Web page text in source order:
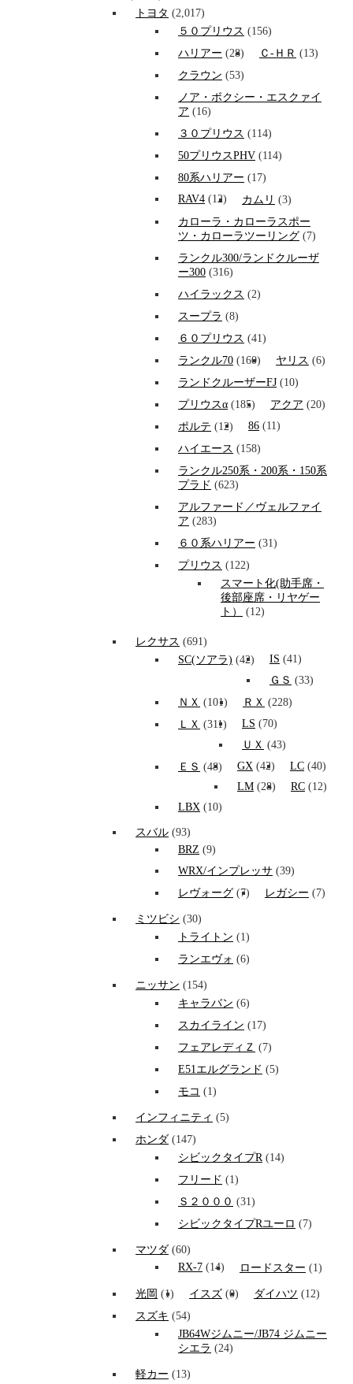
トヨタ (2,017)
５０プリウス (156)
ハリアー (28) Ｃ-ＨＲ (13)
クラウン (53)
ノア・ボクシー・エスクァイ
ア (16)
３０プリウス (114)
50プリウスPHV (114)
80系ハリアー (17)
RAV4 (12) カムリ (3)
カローラ・カローラスポー
ツ・カローラツーリング (7)
ランクル300/ランドクルーザ
ー300 (316)
ハイラックス (2)
スープラ (8)
６０プリウス (41)
ランクル70 (160) ヤリス (6)
ランドクルーザーFJ (10)
プリウスα (185) アクア (20)
ポルテ (12) 86 (11)
ハイエース (158)
ランクル250系・200系・150系
プラド (623)
アルファード／ヴェルファイ
ア (283)
６０系ハリアー (31)
プリウス (122)
スマート化(助手席・
後部座席・リヤゲー
ト）
(12)
レクサス (691)
SC(ソアラ) (42) IS (41)
ＧＳ (33)
ＮＸ (101) ＲＸ (228)
ＬＸ (311) LS (70)
ＵＸ (43)
ＥＳ (48) GX (42) LC (40)
LM (28) RC (12)
LBX (10)
スバル (93)
BRZ (9)
WRX/インプレッサ (39)
レヴォーグ (7) レガシー (7)
ミツビシ (30)
トライトン (1)
ランエヴォ (6)
ニッサン (154)
キャラバン (6)
スカイライン (17)
フェアレディＺ (7)
E51エルグランド (5)
モコ (1)
インフィニティ (5)
ホンダ (147)
シビックタイプR(14)
フリード (1)
Ｓ２０００ (31)
シビックタイプRユーロ (7)
マツダ (60)
RX-7 (14) ロードスター (1)
光岡 (1) イスズ (0) ダイハツ (12)
スズキ (54)
JB64Wジムニー/JB74 ジムニー
シエラ (24)
軽カー (13)